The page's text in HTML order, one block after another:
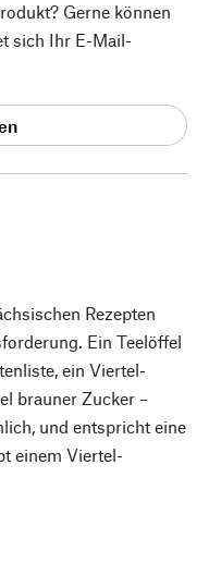
Rezepten
Ein Teelöffel
ein Viertel-
brauner Zucker –
und entspricht eine
einem Viertel-
Gerne können
sich Ihr E-Mail-